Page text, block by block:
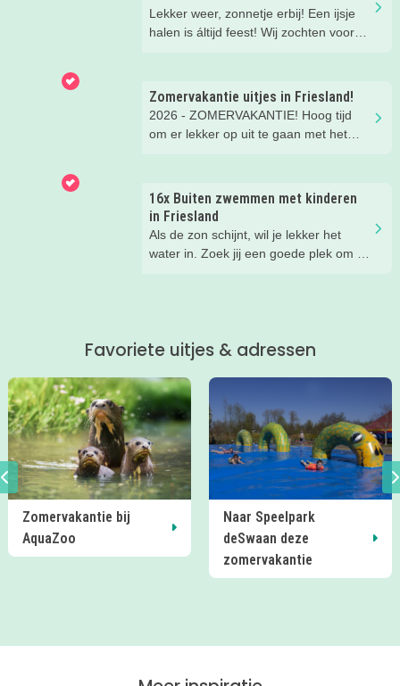
Lekker weer, zonnetje erbij! Een ijsje
halen is áltijd feest! Wij zochten voor
plekjes, zodat jij er ook lekker bij zit.
Zomervakantie uitjes in Friesland!
2026 - ZOMERVAKANTIE! Hoog tijd
om er lekker op uit te gaan met het
een vet aquapark, een leuke
workshop, tekenen in de
prinsessentuin of klombootje varen?
Check de leukste, zomerse uitjes
16x Buiten zwemmen met kinderen
in Friesland
Als de zon schijnt, wil je lekker het
water in. Zoek jij een goede plek om te
Favoriete uitjes & adressen
Zomervakantie bij
AquaZoo
Naar Speelpark
deSwaan deze
zomervakantie